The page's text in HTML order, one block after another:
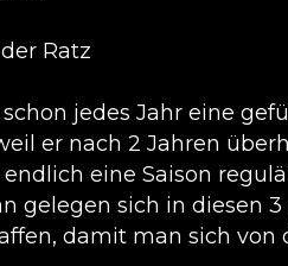
Ratz
jedes Jahr eine
er nach 2 Jahren
eine Saison
gelegen sich in diesen
damit man sich von